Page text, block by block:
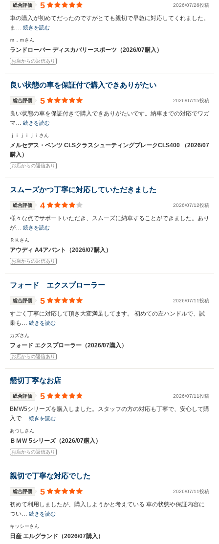
総合評価 5 2026/07/26投稿
車の購入が初めてだったのですがとても親切で早急に対応してくれました。
ま… 続きを読む
ｍ．ｍさん
ランドローバー ディスカバリースポーツ（2026/07購入）
お店からの返信あり
良い状態の車を保証付で購入できありがたい
総合評価 5 2026/07/15投稿
良い状態の車を保証付きで購入できありがたいです。納車までの対応でワガ
マ… 続きを読む
ｊｉｊｉｊｉさん
メルセデス・ベンツ CLSクラスシューティングブレークCLS400 （2026/07
購入）
お店からの返信あり
スムーズかつ丁寧に対応していただきました
総合評価 4 2026/07/12投稿
様々な点でサポートいただき、スムーズに納車することができました。あり
が… 続きを読む
ＲＫさん
アウディ A4アバント（2026/07購入）
お店からの返信あり
フォード エクスプローラー
総合評価 5 2026/07/11投稿
すごく丁寧に対応して頂き大変満足してます。 初めての左ハンドルで、試
乗も… 続きを読む
カズさん
フォード エクスプローラー（2026/07購入）
お店からの返信あり
懇切丁寧なお店
総合評価 5 2026/07/11投稿
BMW5シリーズを購入しました。スタッフの方の対応も丁寧で、安心して購
入で… 続きを読む
あつしさん
ＢＭＷ 5シリーズ（2026/07購入）
お店からの返信あり
親切で丁寧な対応でした
総合評価 5 2026/07/11投稿
初めて利用しましたが、購入しようかと考えている 車の状態や保証内容に
つい… 続きを読む
キッシーさん
日産 エルグランド（2026/07購入）